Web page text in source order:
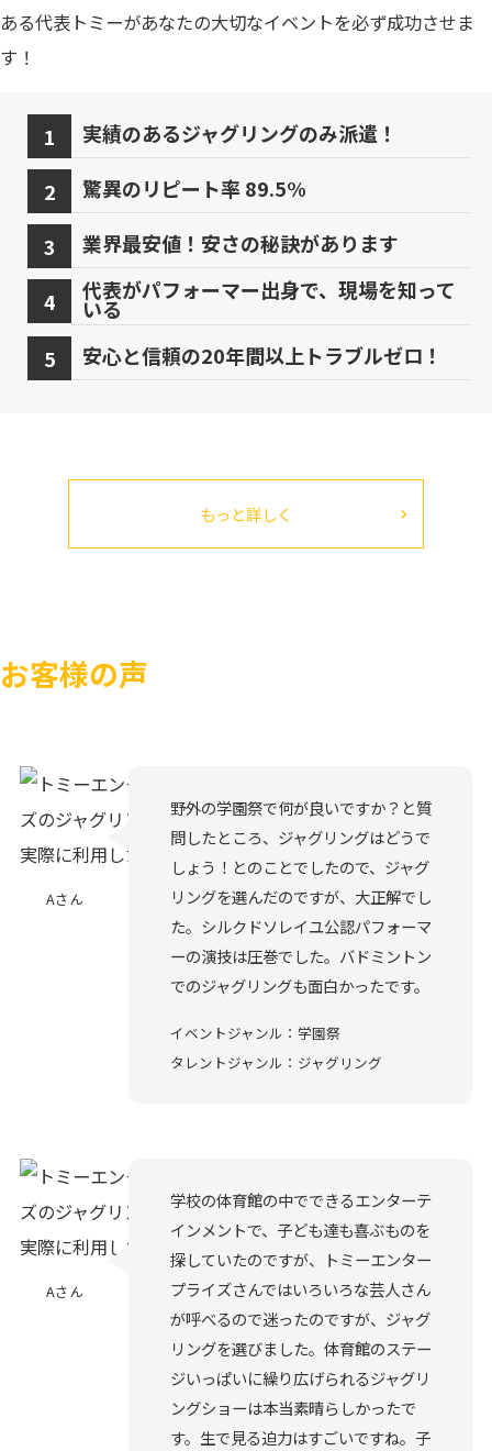
ある代表トミーがあなたの大切なイベントを必ず成功させま
す！
実績のあるジャグリングのみ派遣！
驚異のリピート率 89.5%
業界最安値！安さの秘訣があります
代表がパフォーマー出身で、現場を知って
いる
安心と信頼の20年間以上トラブルゼロ！
もっと詳しく
お客様の声
Aさん
野外の学園祭で何が良いですか？と質
問したところ、ジャグリングはどうで
しょう！とのことでしたので、ジャグ
リングを選んだのですが、大正解でし
た。シルクドソレイユ公認パフォーマ
ーの演技は圧巻でした。バドミントン
でのジャグリングも面白かったです。
イベントジャンル：学園祭
タレントジャンル：ジャグリング
Aさん
学校の体育館の中でできるエンターテ
インメントで、子ども達も喜ぶものを
探していたのですが、トミーエンター
プライズさんではいろいろな芸人さん
が呼べるので迷ったのですが、ジャグ
リングを選びました。体育館のステー
ジいっぱいに繰り広げられるジャグリ
ングショーは本当素晴らしかったで
す。生で見る迫力はすごいですね。子